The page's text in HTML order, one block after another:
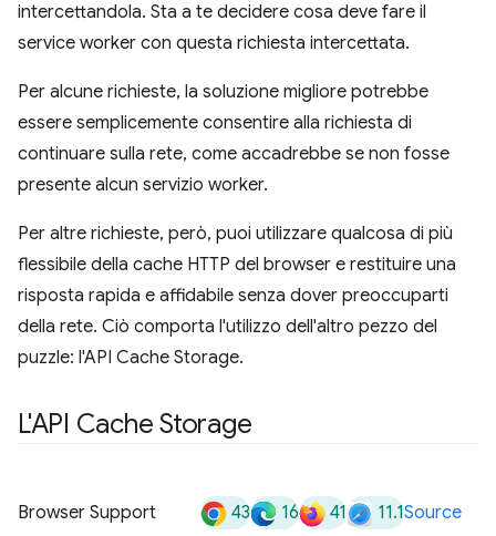
intercettandola. Sta a te decidere cosa deve fare il
service worker con questa richiesta intercettata.
Per alcune richieste, la soluzione migliore potrebbe
essere semplicemente consentire alla richiesta di
continuare sulla rete, come accadrebbe se non fosse
presente alcun servizio worker.
Per altre richieste, però, puoi utilizzare qualcosa di più
flessibile della cache HTTP del browser e restituire una
risposta rapida e affidabile senza dover preoccuparti
della rete. Ciò comporta l'utilizzo dell'altro pezzo del
puzzle: l'API Cache Storage.
L'API Cache Storage
Browser Support 43 16 41 11.1Source